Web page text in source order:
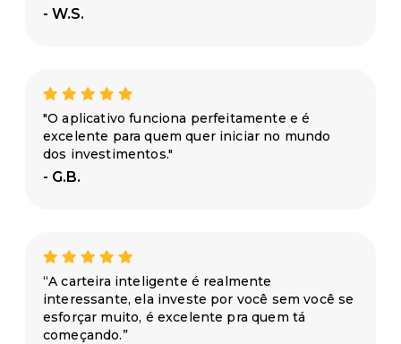
- W.S.
"O aplicativo funciona perfeitamente e é
excelente para quem quer iniciar no mundo
dos investimentos."
- G.B.
“A carteira inteligente é realmente
interessante, ela investe por você sem você se
esforçar muito, é excelente pra quem tá
começando.”